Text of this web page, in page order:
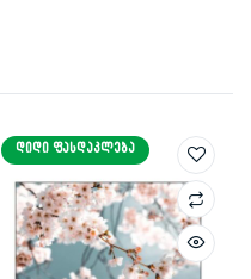
ᲓᲘᲓᲘ ᲤᲐᲡᲓᲐᲙᲚᲔᲑᲐ